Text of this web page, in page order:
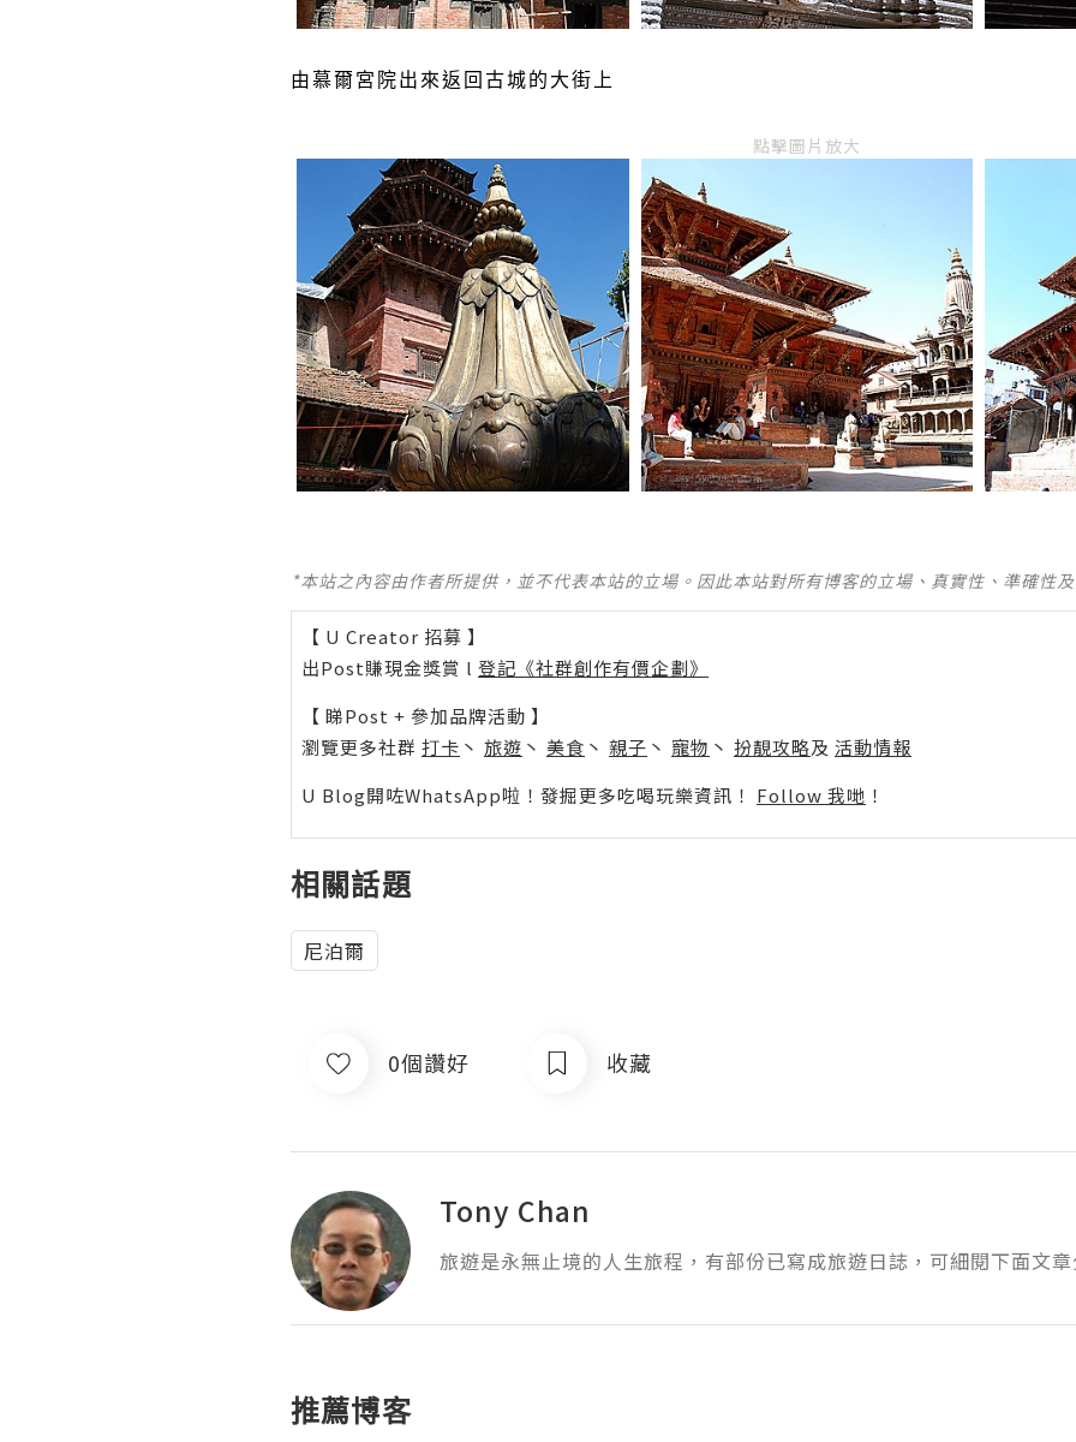
由慕爾宮院出來返回古城的大街上
點擊圖片放大
*本站之內容由作者所提供，並不代表本站的立場。因此本站對所有博客的立場、真實性、準確性
【 U Creator 招募 】
出Post賺現金獎賞 l 登記《社群創作有價企劃》
【 睇Post + 參加品牌活動 】
瀏覽更多社群 打卡 丶 旅遊 丶 美食 丶 親子 丶 寵物 丶 扮靚攻略及 活動情報
U Blog開咗WhatsApp啦！發掘更多吃喝玩樂資訊！ Follow 我哋 ！
相關話題
尼泊爾
0個讚好 收藏
Tony Chan
旅遊是永無止境的人生旅程，有部份已寫成旅遊日誌，可細閱下面文
推薦博客